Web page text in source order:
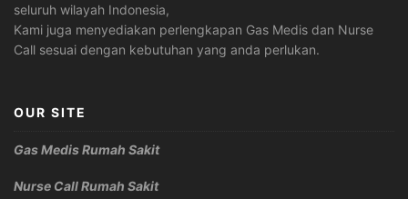
seluruh wilayah Indonesia,
Kami juga menyediakan perlengkapan Gas Medis dan Nurse
Call sesuai dengan kebutuhan yang anda perlukan.
OUR SITE
Gas Medis Rumah Sakit
Nurse Call Rumah Sakit